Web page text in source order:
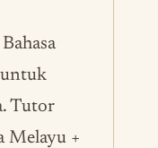
Tutor
Melayu +